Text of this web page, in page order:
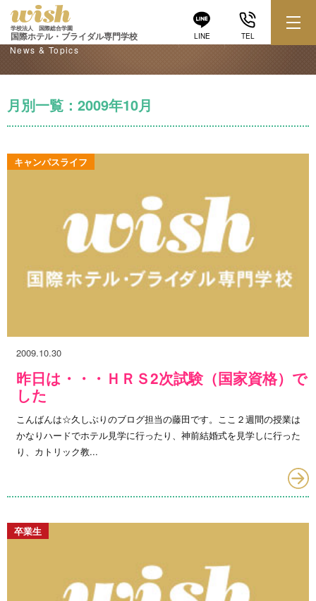
LINE TEL
学校法人 国際総合学園
国際ホテル・ブライダル専門学校
学校からのお知らせ
News & Topics
月別一覧：2009年10月
キャンパスライフ
2009.10.30
昨日は・・・ＨＲＳ2次試験（国家資格）で
した
こんばんは☆久しぶりのブログ担当の藤田です。ここ２週間の授業は
かなりハードでホテル見学に行ったり、神前結婚式を見学しに行った
り、カトリック教...
卒業生